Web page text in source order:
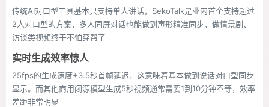
传统AI对口型工具基本只支持单人讲话，SekoTalk是业内首个支持超过
2人对口型的方案，多人同屏对话也能做到声形精准同步，做情景剧、
访谈类视频终于不怕穿帮了
实时生成效率惊人
25fps的生成速度+3.5秒首帧延迟，这意味着基本做到说话对口型同步
显示。而其他商用闭源模型生成5秒视频通常需要1到10分钟不等，效率
差距非常明显